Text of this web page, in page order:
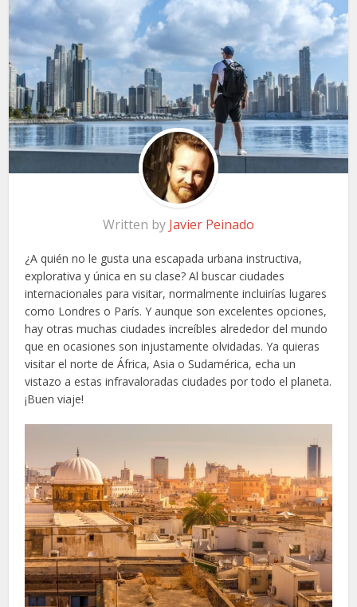
Written by Javier Peinado
¿A quién no le gusta una escapada urbana instructiva,
explorativa y única en su clase? Al buscar ciudades
internacionales para visitar, normalmente incluirías lugares
como Londres o París. Y aunque son excelentes opciones,
hay otras muchas ciudades increíbles alrededor del mundo
que en ocasiones son injustamente olvidadas. Ya quieras
visitar el norte de África, Asia o Sudamérica, echa un
vistazo a estas infravaloradas ciudades por todo el planeta.
¡Buen viaje!